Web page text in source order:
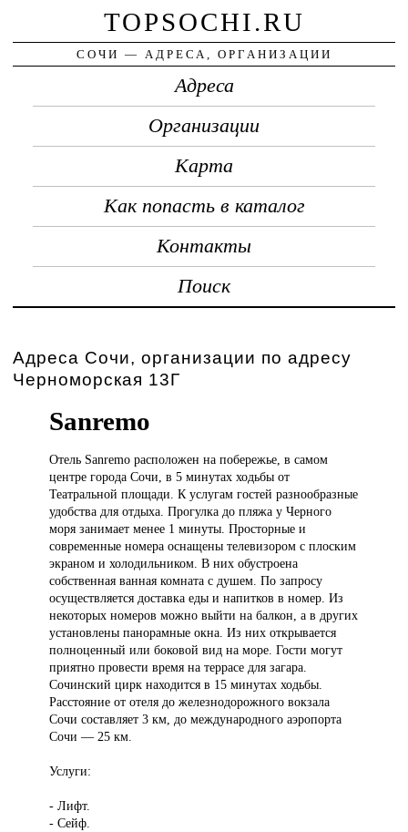
TOPSOCHI.RU
СОЧИ — АДРЕСА, ОРГАНИЗАЦИИ
Адреса
Организации
Карта
Как попасть в каталог
Контакты
Поиск
Адреса Сочи, организации по адресу
Черноморская 13Г
Sanremo
Отель Sanremoрасположен на побережье, в самом
центре города Сочи, в 5 минутах ходьбы от
Театральной площади. К услугам гостей разнообразные
удобства для отдыха. Прогулка до пляжа у Черного
моря занимает менее 1 минуты. Просторные и
современные номера оснащены телевизором с плоским
экраном и холодильником. В них обустроена
собственная ванная комната с душем. По запросу
осуществляется доставка еды и напитков в номер. Из
некоторых номеров можно выйти на балкон, а в других
установлены панорамные окна. Из них открывается
полноценный или боковой вид на море. Гости могут
приятно провести время на террасе для загара.
Сочинский цирк находится в 15 минутах ходьбы.
Расстояние от отеля до железнодорожного вокзала
Сочи составляет 3 км, до международного аэропорта
Сочи — 25 км.
Услуги:
- Лифт.
- Сейф.